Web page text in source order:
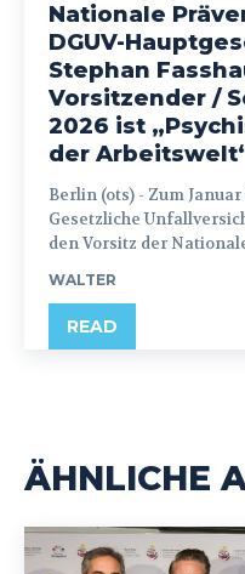
Nationale
DGUV-
Stephan
Vorsitzender /
2026 ist
der
Berlin (ots) - Zum Januar 2026 hat die Deutsche
Gesetzliche
den Vorsitz der
WALTER
READ
ÄHNLICHE